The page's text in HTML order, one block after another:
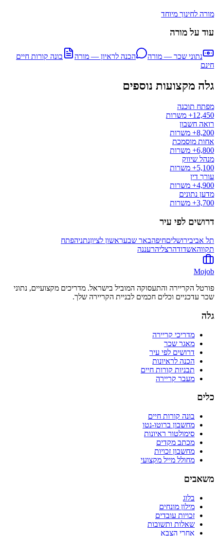
מורה לחינוך מיוחד
עוד על מורה
נתוני שכר — מורה הכנה לראיון — מורה
בונה קורות חיים
חינם
גלה מקצועות נוספים
מפתח תוכנה
12,450+
משרות
רואה חשבון
8,200+
משרות
אחות מוסמכת
6,800+
משרות
מנהל שיווק
5,100+
משרות
עורך דין
4,900+
משרות
מדען נתונים
3,700+
משרות
דרושים לפי עיר
תל אביבירושליםחיפהבאר שבעראשון לציוןנתניהפתח
תקווהאשדודהרצליהרעננה
Mojob
פורטל הקריירה והתעסוקה המוביל בישראל. מדריכים מקצועיים, נתוני
שכר עדכניים וכלים חכמים לבניית הקריירה שלך.
גלה
מדריכי קריירה
מאגר שכר
דרושים לפי עיר
הכנה לראיונות
תבניות קורות חיים
מעבר קריירה
כלים
בונה קורות חיים
מחשבון ברוטו-נטו
סימולטור ראיונות
מכתב מקדים
מחשבון זכויות
מחולל מייל מקצועי
משאבים
בלוג
מילון מונחים
זכויות עובדים
שאלות ותשובות
אחרי הצבא